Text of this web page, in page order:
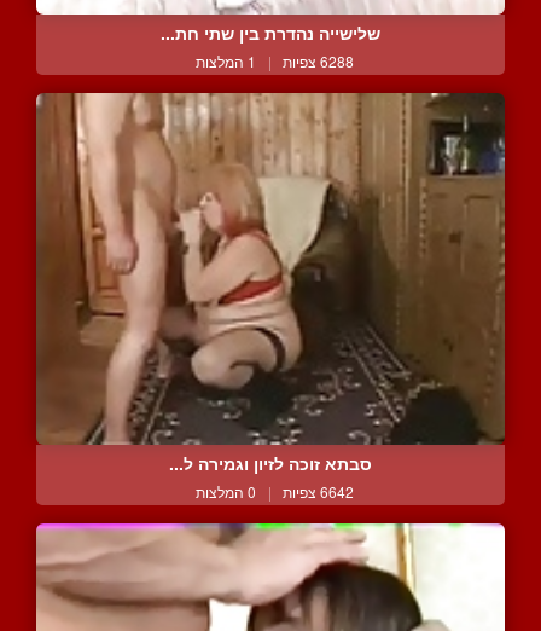
שלישייה נהדרת בין שתי חת...
6288 צפיות | 1 המלצות
סבתא זוכה לזיון וגמירה ל...
6642 צפיות | 0 המלצות